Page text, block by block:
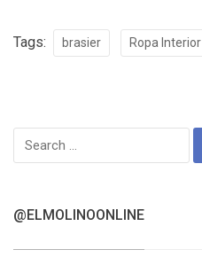
Tags: brasier Ropa Interior
Search
for:
@ELMOLINOONLINE